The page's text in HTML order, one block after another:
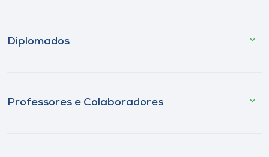
Diplomados
Professores e Colaboradores